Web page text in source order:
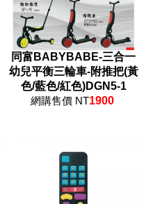
同富BABYBABE-三合一
幼兒平衡三輪車-附推把(黃
色/藍色/紅色)DGN5-1
網購售價 NT1900